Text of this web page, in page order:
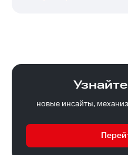
новые инсайты,